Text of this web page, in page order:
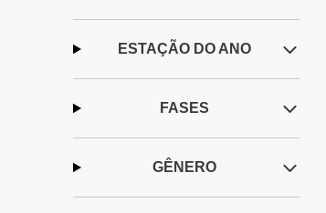
ESTAÇÃO DO ANO
FASES
GÊNERO